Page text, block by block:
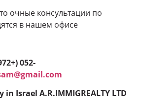
очные консультации по
в нашем офисе
052-
Israel A.R.IMMIGREALTY LTD